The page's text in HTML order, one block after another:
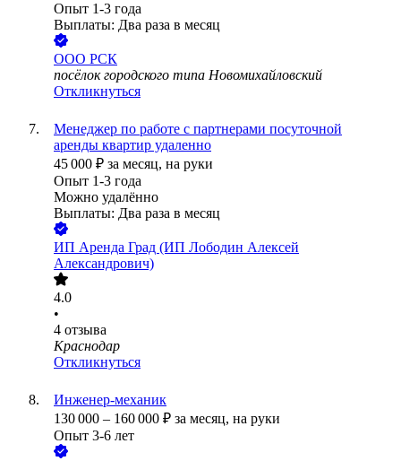
Опыт 1-3 года
Выплаты: Два раза в месяц
ООО РСК
посёлок городского типа Новомихайловский
Откликнуться
Менеджер по работе с партнерами посуточной
аренды квартир удаленно
45 000 ₽ за месяц, на руки
Опыт 1-3 года
Можно удалённо
Выплаты: Два раза в месяц
ИП Аренда Град (ИП Лободин Алексей
Александрович)
4.0
•
4 отзыва
Краснодар
Откликнуться
Инженер-механик
130 000 – 160 000 ₽ за месяц, на руки
Опыт 3-6 лет